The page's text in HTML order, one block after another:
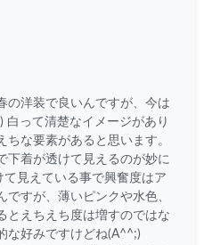
の洋装で良いんですが、今は
白って清楚なイメージがあり
な要素があると思います。
下着が透けて見えるのが妙に
見えている事で興奮度はア
すが、薄いピンクや水色、
とえちえち度は増すのではな
な好みですけどね(A^^;)